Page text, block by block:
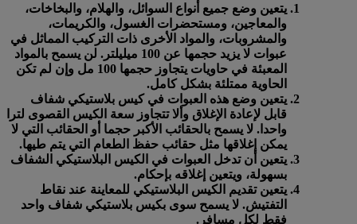
يتعين وضع جميع أنواع السوائل، والهلام، والبخاخات،
والمعاجين، ومستحضرات الغسول، والكريمات،
والمشروبات، والمواد الأخرى ذات التركيب المماثل في
عبوات لا يزيد حجمها عن 100 ميليلتر
. لن يسمح بالمواد
المعبئة في حاويات يتجاوز حجمها 100 مل وإن لم تكن
الحاوية ممتلئة بشكل كامل.
يتعين وضع هذه العبوات في كيس بلاستيكي شفاف
قابل لإعادة الإغلاق وألا تتجاوز سعة الكيس القصوى لترا
واحدا . لا يسمح بالحقائب الأكبر حجما أو الحقائب التي لا
يمكن إغلاقها مثل حقائب حفظ الطعام التي يتم طيها.
يتعين أن تدخل العبوات في الكيس البلاستيكي الشفاف
بسهولة، ويتعين إغلاقه بإحكام.
يتعين تقديم الكيس البلاستيكي للمعاينة عند نقاط
التفتيش. لا يسمح سوى بكيس بلاستيكي شفاف واحد
فقط لكل مسافر.